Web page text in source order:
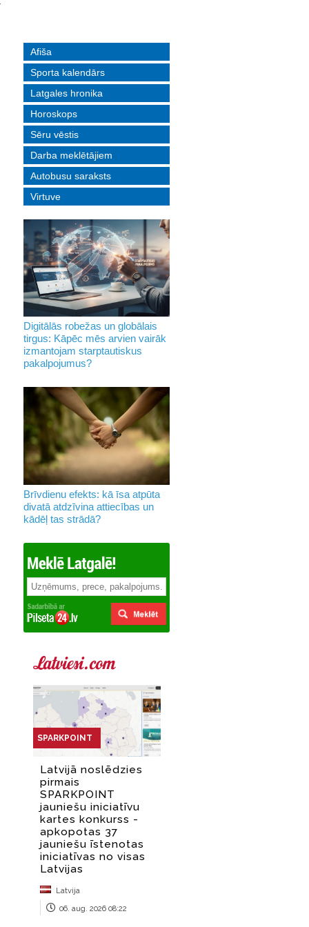
Afiša
Sporta kalendārs
Latgales hronika
Horoskops
Sēru vēstis
Darba meklētājiem
Autobusu saraksts
Virtuve
Digitālās robežas un globālais
tirgus: Kāpēc mēs arvien vairāk
izmantojam starptautiskus
pakalpojumus?
Brīvdienu efekts: kā īsa atpūta
divatā atdzīvina attiecības un
kādēļ tas strādā?